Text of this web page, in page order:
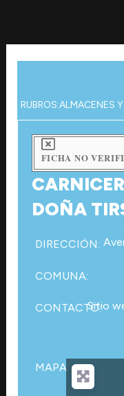
contenido
RUBROS:ALMACENES
FICHA NO
DOÑA
DIRECCIÓN:
COMUNA:
CONTACTO:
Sitio
MAPA: